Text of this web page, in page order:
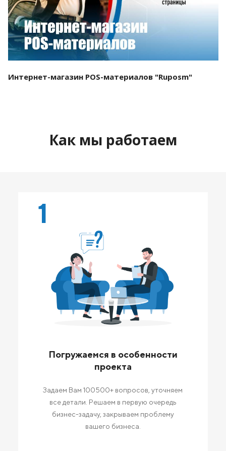
Интернет-магазин POS-материалов "Ruposm"
Как мы работаем
1
Погружаемся в особенности
проекта
Задаем Вам 100500+ вопросов, уточняем
все детали. Решаем в первую очередь
бизнес-задачу, закрываем проблему
вашего бизнеса.